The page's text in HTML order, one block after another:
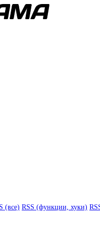
(все) RSS (функции, хуки)